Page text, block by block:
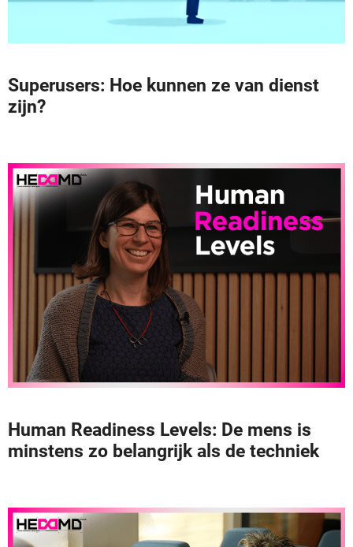
Superusers: Hoe kunnen ze van dienst
zijn?
Human Readiness Levels: De mens is
minstens zo belangrijk als de techniek